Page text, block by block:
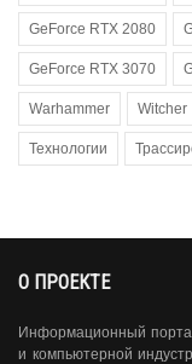
GeForce RTX 2080
GeForce RTX 3070
Warhammer Witcher
Технологии
О ПРОЕКТЕ
Информационный
и компьютерной